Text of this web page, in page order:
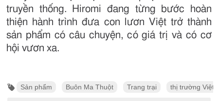
truyền thống. Hiromi đang từng bước hoàn
thiện hành trình đưa con lươn Việt trở thành
sản phẩm có câu chuyện, có giá trị và có cơ
hội vươn xa.
Sản phẩm Buôn Ma Thuột Trang trại thị trường Việt